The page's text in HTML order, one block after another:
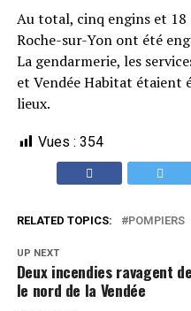
Au total, cinq engins et 18
Roche-sur-Yon ont été
La gendarmerie, les
et Vendée Habitat étaient
lieux.
Vues : 354
RELATED TOPICS: POMPIERS
UP NEXT
Deux incendies ravagent
le nord de la Vendée